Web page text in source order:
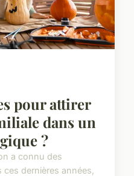
pour attirer
dans un
?
a connu des
dernières années,